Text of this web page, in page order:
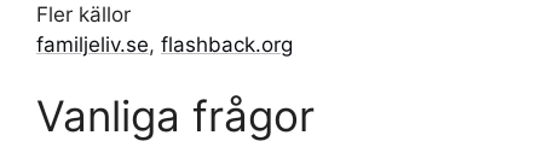
Fler källor
familjeliv.se, flashback.org
Vanliga frågor